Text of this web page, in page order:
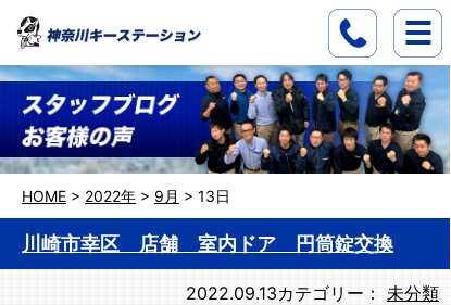
HOME > 2022年 > 9月 > 13日
川崎市幸区 店舗 室内ドア 円筒錠交換
2022.09.13カテゴリー： 未分類